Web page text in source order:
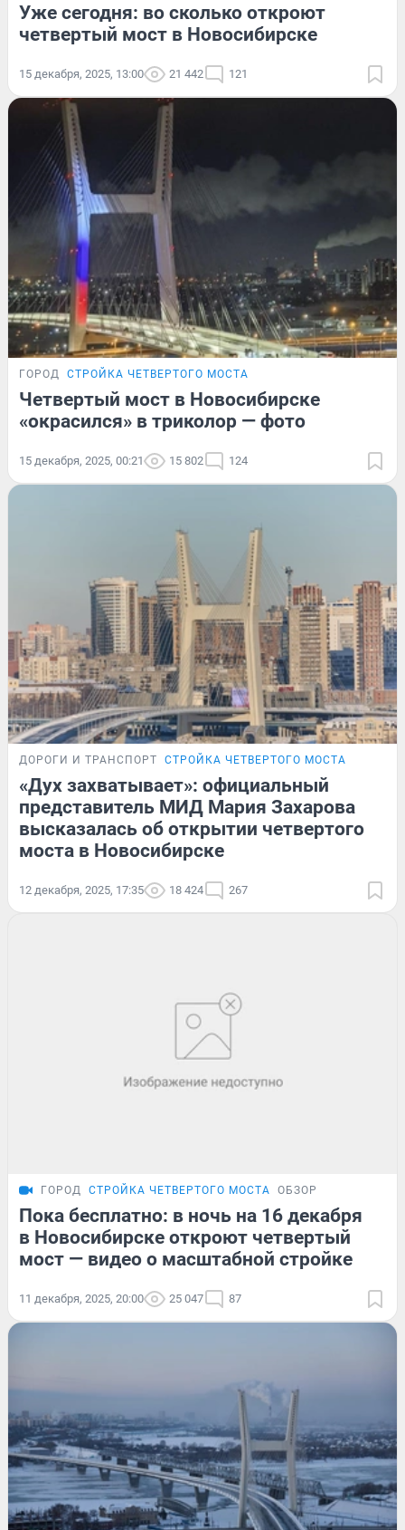
Уже сегодня: во сколько откроют
четвертый мост в Новосибирске
15 декабря, 2025, 13:00 21 442 121
ГОРОД СТРОЙКА ЧЕТВЕРТОГО МОСТА
Четвертый мост в Новосибирске
«окрасился» в триколор — фото
15 декабря, 2025, 00:21 15 802 124
ДОРОГИ И ТРАНСПОРТ СТРОЙКА ЧЕТВЕРТОГО МОСТА
«Дух захватывает»: официальный
представитель МИД Мария Захарова
высказалась об открытии четвертого
моста в Новосибирске
12 декабря, 2025, 17:35 18 424 267
ГОРОД СТРОЙКА ЧЕТВЕРТОГО МОСТА ОБЗОР
Пока бесплатно: в ночь на 16 декабря
в Новосибирске откроют четвертый
мост — видео о масштабной стройке
11 декабря, 2025, 20:00 25 047 87